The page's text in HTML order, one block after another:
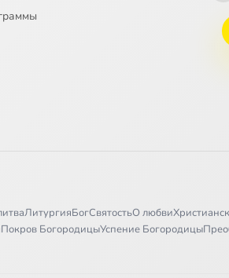
ЛитургияБогСвятостьО любви
Покров БогородицыУспение Богородицы